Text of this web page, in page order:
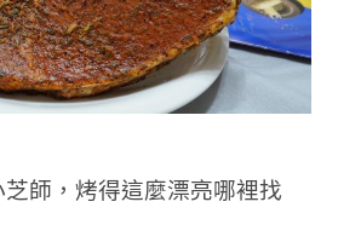
師，烤得這麼漂亮哪裡找